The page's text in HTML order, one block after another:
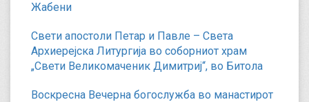
Жабени
Свети апостоли Петар и Павле – Света
Архиерејска Литургија во соборниот храм
„Свети Великомаченик Димитриј“, во Битола
Воскресна Вечерна богослужба во манастирот